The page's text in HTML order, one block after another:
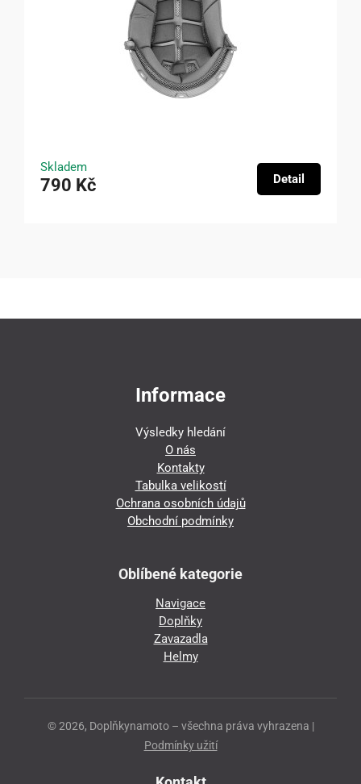
Skladem
790 Kč Detail
Informace
Výsledky hledání
O nás
Kontakty
Tabulka velikostí
Ochrana osobních údajů
Obchodní podmínky
Oblíbené kategorie
Navigace
Doplňky
Zavazadla
Helmy
© 2026, Doplňkynamoto – všechna práva vyhrazena |
Podmínky užití